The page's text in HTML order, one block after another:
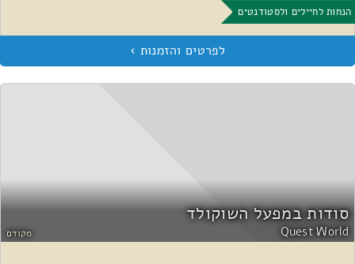
הנחות לחיילים ולסטודנטים
סודות במפעל השוקולד
Quest World מקודם